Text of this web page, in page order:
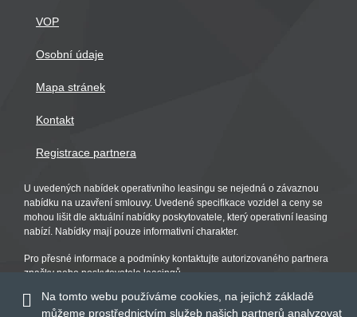
VOP
Osobní údaje
Mapa stránek
Kontakt
Registrace partnera
U uvedených nabídek operativního leasingu se nejedná o závaznou
nabídku na uzavření smlouvy. Uvedené specifikace vozidel a ceny se
mohou lišit dle aktuální nabídky poskytovatele, který operativní leasing
nabízí. Nabídky mají pouze informativní charakter.
Pro přesné informace a podmínky kontaktujte autorizovaného partnera
značky nebo poskytovatele leasingů.
Na tomto webu používáme cookies, na jejichž základě
můžeme prostřednictvím služeb našich partnerů analyzovat